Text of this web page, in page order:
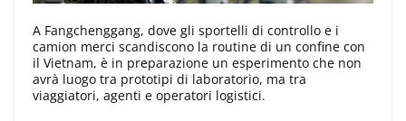
A Fangchenggang, dove gli sportelli di controllo e i
camion merci scandiscono la routine di un confine con
il Vietnam, è in preparazione un esperimento che non
avrà luogo tra prototipi di laboratorio, ma tra
viaggiatori, agenti e operatori logistici.